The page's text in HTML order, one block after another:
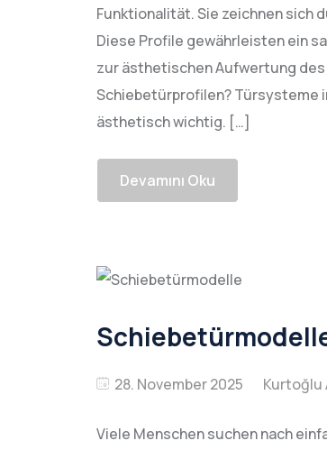
Funktionalität. Sie zeichnen sich
Diese Profile gewährleisten ein
zur ästhetischen Aufwertung des
Schiebetürprofilen? Türsysteme
ästhetisch wichtig. […]
Devamını Oku
28. November 2025
Viele Menschen suchen nach